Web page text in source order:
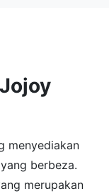
menyediakan
berbeza.
merupakan